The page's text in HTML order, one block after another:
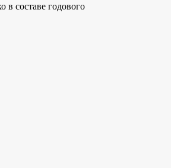
в составе годового